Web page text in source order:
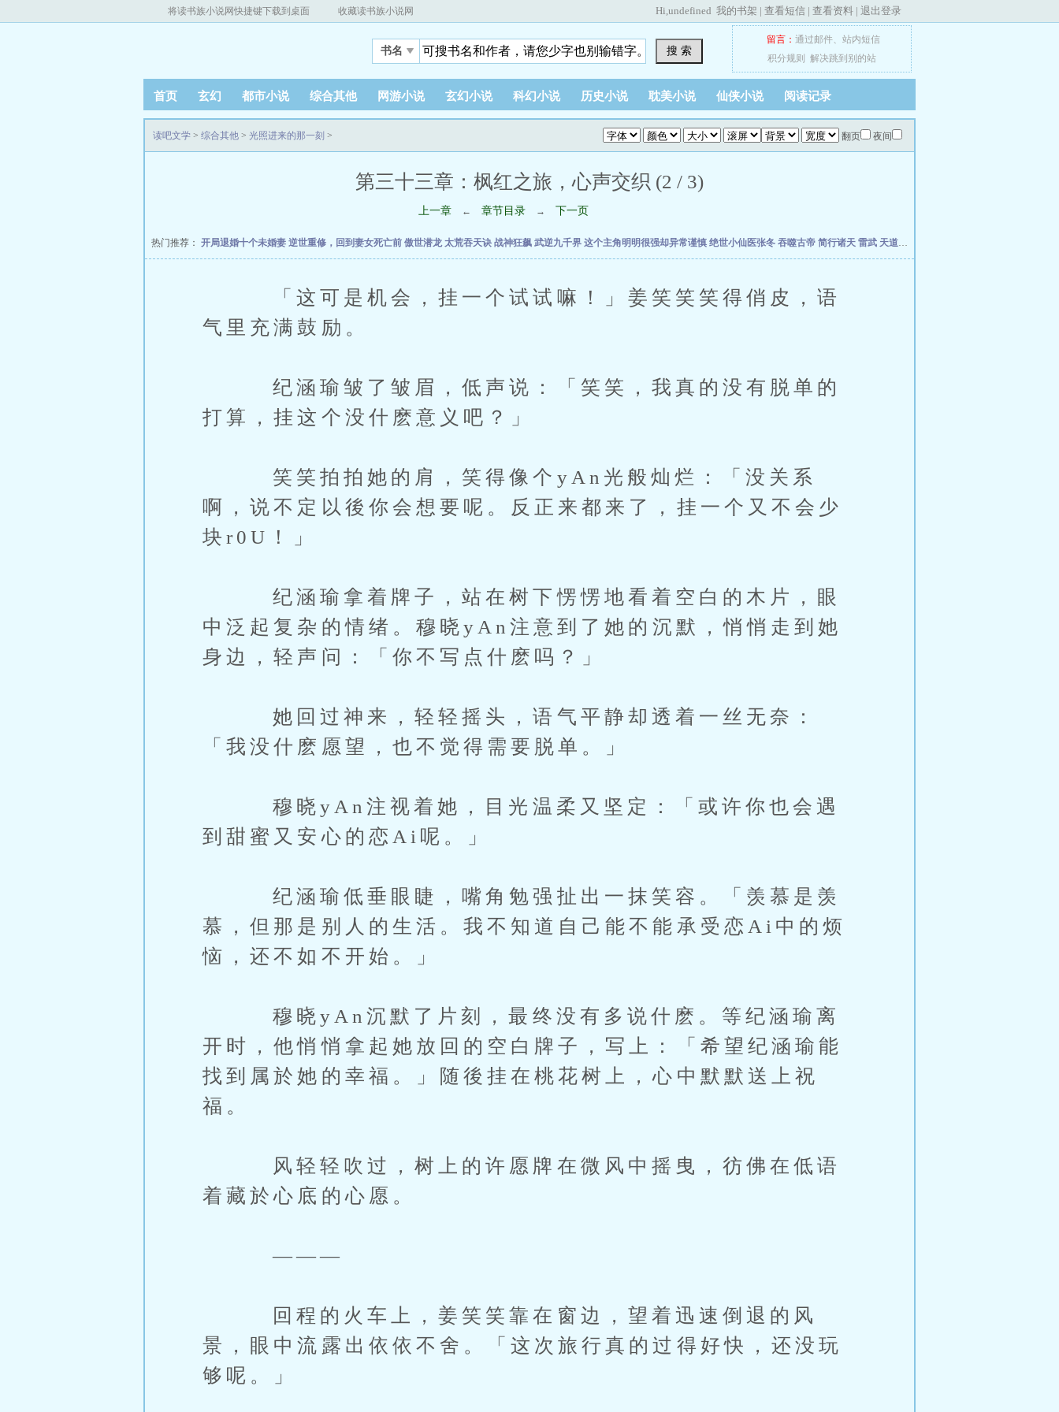
将读书族小说网快捷键下载到桌面 收藏读书族小说网 Hi,undefined 我的书架 | 查看短信 | 查看资料 | 退出登录
书名 搜 索
留言： 通过邮件、 站内短信
积分规则
解决跳到别的站
首页 玄幻 都市小说 综合其他 网游小说 玄幻小说 科幻小说 历史小说 耽美小说 仙侠小说 阅读记录
翻页 夜间
读吧文学 > 综合其他 > 光照进来的那一刻 >
第三十三章：枫红之旅，心声交织 (2 / 3)
上一章 ← 章节目录 → 下一页
热门推荐： 开局退婚十个未婚妻 逆世重修，回到妻女死亡前 傲世潜龙太荒吞天诀 战神狂飙 武逆九千界 这个主角明明很强却异常谨慎 绝世小仙医张冬 吞噬古帝 简行诸天 雷武 天道天骄
「这可是机会，挂一个试试嘛！」姜笑笑笑得俏皮，语
气里充满鼓励。
纪涵瑜皱了皱眉，低声说：「笑笑，我真的没有脱单的
打算，挂这个没什麽意义吧？」
笑笑拍拍她的肩，笑得像个yAn光般灿烂：「没关系
啊，说不定以後你会想要呢。反正来都来了，挂一个又不会少
块r0U！」
纪涵瑜拿着牌子，站在树下愣愣地看着空白的木片，眼
中泛起复杂的情绪。穆晓yAn注意到了她的沉默，悄悄走到她
身边，轻声问：「你不写点什麽吗？」
她回过神来，轻轻摇头，语气平静却透着一丝无奈：
「我没什麽愿望，也不觉得需要脱单。」
穆晓yAn注视着她，目光温柔又坚定：「或许你也会遇
到甜蜜又安心的恋Ai呢。」
纪涵瑜低垂眼睫，嘴角勉强扯出一抹笑容。「羡慕是羡
慕，但那是别人的生活。我不知道自己能不能承受恋Ai中的烦
恼，还不如不开始。」
穆晓yAn沉默了片刻，最终没有多说什麽。等纪涵瑜离
开时，他悄悄拿起她放回的空白牌子，写上：「希望纪涵瑜能
找到属於她的幸福。」随後挂在桃花树上，心中默默送上祝
福。
风轻轻吹过，树上的许愿牌在微风中摇曳，彷佛在低语
着藏於心底的心愿。
———
回程的火车上，姜笑笑靠在窗边，望着迅速倒退的风
景，眼中流露出依依不舍。「这次旅行真的过得好快，还没玩
够呢。」